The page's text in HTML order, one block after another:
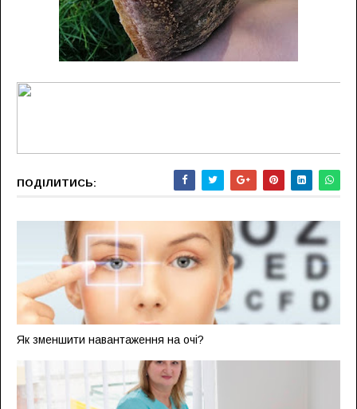
ПОДІЛИТИСЬ:
Як зменшити навантаження на очі?